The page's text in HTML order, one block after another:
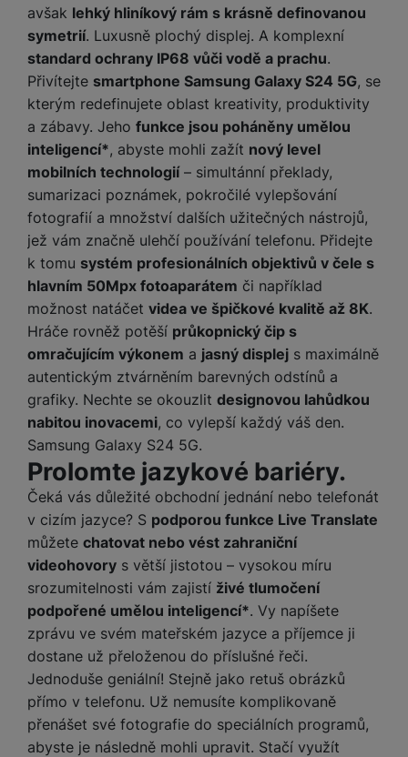
avšak lehký hliníkový rám s krásně definovanou
symetrií. Luxusně plochý displej. A komplexní
standard ochrany IP68 vůči vodě a prachu.
Přivítejte smartphone Samsung Galaxy S24 5G, se
kterým redefinujete oblast kreativity, produktivity
a zábavy. Jeho funkce jsou poháněny umělou
inteligencí*, abyste mohli zažít nový level
mobilních technologií– simultánní překlady,
sumarizaci poznámek, pokročilé vylepšování
fotografií a množství dalších užitečných nástrojů,
jež vám značně ulehčí používání telefonu. Přidejte
k tomu systém profesionálních objektivů v čele s
hlavním 50Mpx fotoaparátem či například
možnost natáčet videa ve špičkové kvalitě až 8K.
Hráče rovněž potěší průkopnický čip s
omračujícím výkonem a jasný displej s maximálně
autentickým ztvárněním barevných odstínů a
grafiky. Nechte se okouzlit designovou lahůdkou
nabitou inovacemi, co vylepší každý váš den.
Samsung Galaxy S24 5G.
Prolomte jazykové bariéry.
Čeká vás důležité obchodní jednání nebo telefonát
v cizím jazyce? S podporou funkce Live Translate
můžete chatovat nebo vést zahraniční
videohovory s větší jistotou – vysokou míru
srozumitelnosti vám zajistí živé tlumočení
podpořené umělou inteligencí*. Vy napíšete
zprávu ve svém mateřském jazyce a příjemce ji
dostane už přeloženou do příslušné řeči.
Jednoduše geniální! Stejně jako retuš obrázků
přímo v telefonu. Už nemusíte komplikovaně
přenášet své fotografie do speciálních programů,
abyste je následně mohli upravit. Stačí využít